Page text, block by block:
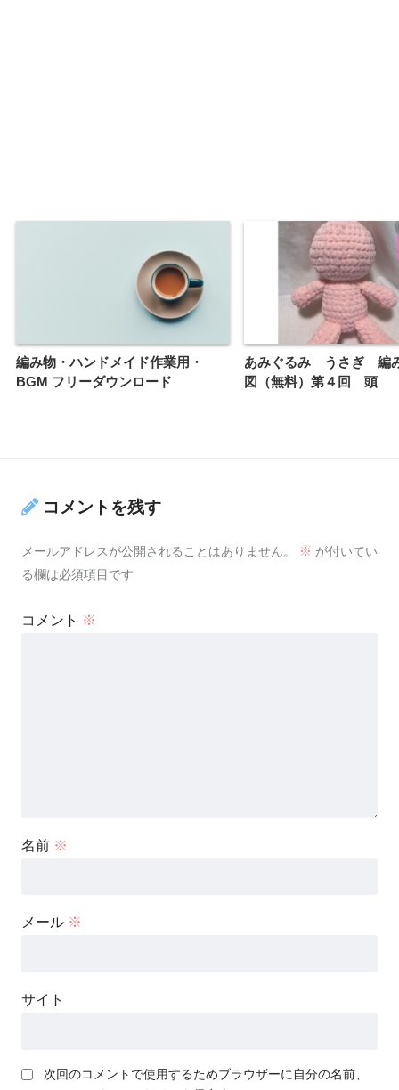
編み物・ハンドメイド作業用・
BGM フリーダウンロード
あみぐるみ うさぎ 編
図（無料）第４回 頭
コメントを残す
メールアドレスが公開されることはありません。 ※ が付いてい
る欄は必須項目です
コメント ※
名前 ※
メール ※
サイト
次回のコメントで使用するためブラウザーに自分の名前、